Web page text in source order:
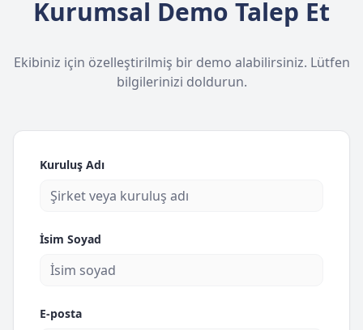
Kurumsal Demo Talep Et
Ekibiniz için özelleştirilmiş bir demo alabilirsiniz. Lütfen
bilgilerinizi doldurun.
Kuruluş Adı
İsim Soyad
E-posta